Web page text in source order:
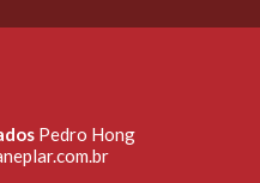
Pedro Hong